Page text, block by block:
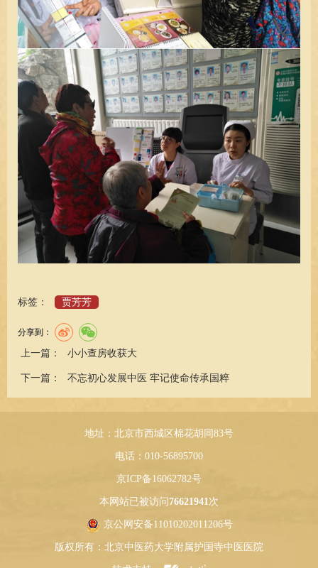
标签： 贾芳芳
分享到：
上一篇： 小小查房收获大
下一篇： 不忘初心发展中医 牢记使命传承国粹
地址：北京市西城区棉花胡同83号
电话：010-56895700
京ICP备16062782号
本网站已被访问76621941次
京公网安备11010202011206号
版权所有：北京中医药大学附属护国寺中医医院